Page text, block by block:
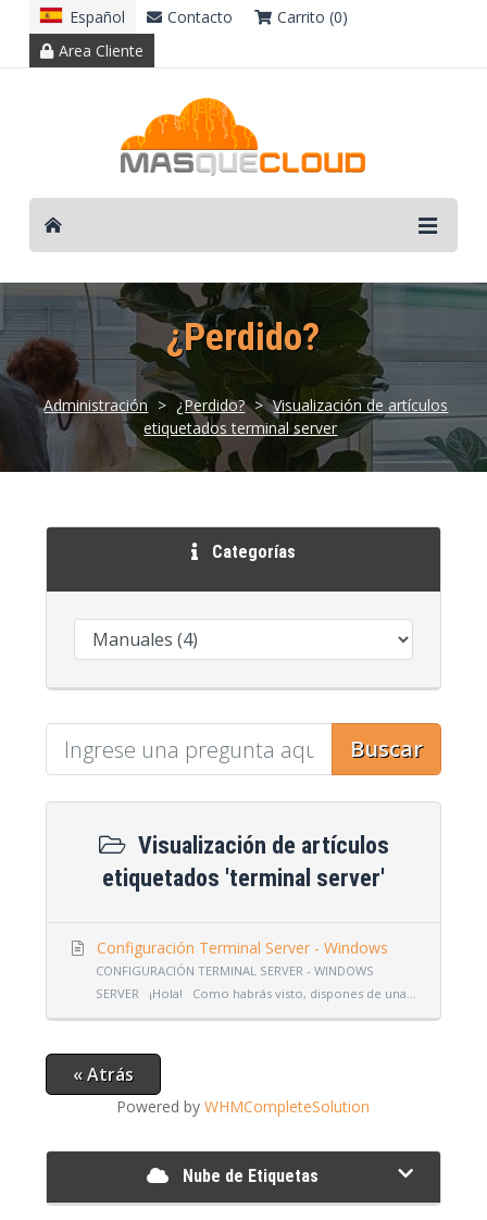
Español Contacto
Carrito (0)
Area Cliente
¿Perdido?
Administración > ¿Perdido? > Visualización de artículos
etiquetados terminal server
Categorías
Buscar
Visualización de artículos
etiquetados 'terminal server'
Configuración Terminal Server - Windows
CONFIGURACIÓN TERMINAL SERVER - WINDOWS
SERVER ¡Hola! Como habrás visto, dispones de una...
« Atrás
Powered byWHMCompleteSolution
Nube de Etiquetas